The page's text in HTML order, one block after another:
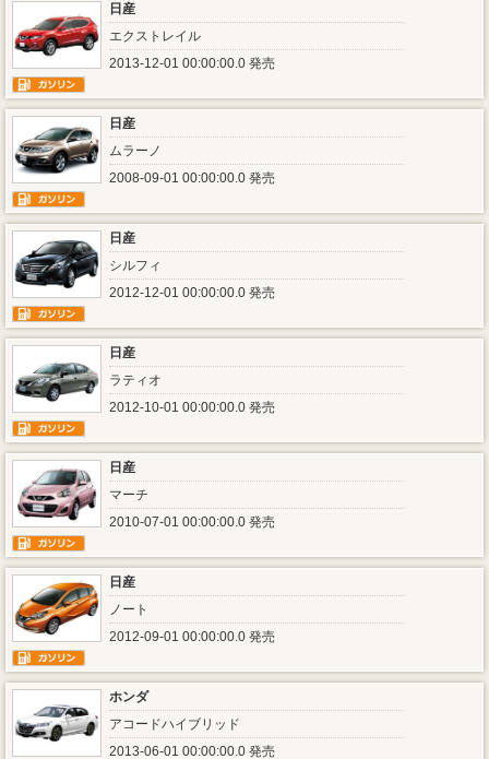
日産
エクストレイル
2013-12-01 00:00:00.0 発売
日産
ムラーノ
2008-09-01 00:00:00.0 発売
日産
シルフィ
2012-12-01 00:00:00.0 発売
日産
ラティオ
2012-10-01 00:00:00.0 発売
日産
マーチ
2010-07-01 00:00:00.0 発売
日産
ノート
2012-09-01 00:00:00.0 発売
ホンダ
アコードハイブリッド
2013-06-01 00:00:00.0 発売